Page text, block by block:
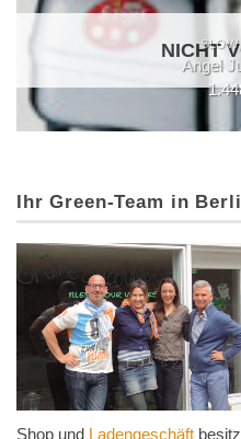
NICHT
Angel
Ihr Green-Team in
Shop und Ladengeschäft